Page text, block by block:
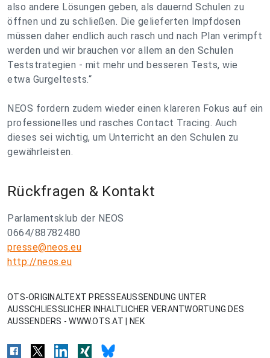
also andere Lösungen geben, als dauernd Schulen zu
öffnen und zu schließen. Die gelieferten Impfdosen
müssen daher endlich auch rasch und nach Plan verimpft
werden und wir brauchen vor allem an den Schulen
Teststrategien - mit mehr und besseren Tests, wie
etwa Gurgeltests.“
NEOS fordern zudem wieder einen klareren Fokus auf ein
professionelles und rasches Contact Tracing. Auch
dieses sei wichtig, um Unterricht an den Schulen zu
gewährleisten.
Rückfragen & Kontakt
Parlamentsklub der NEOS
0664/88782480
presse@neos.eu
http://neos.eu
OTS-ORIGINALTEXT PRESSEAUSSENDUNG UNTER
AUSSCHLIESSLICHER INHALTLICHER VERANTWORTUNG DES
AUSSENDERS - WWW.OTS.AT | NEK